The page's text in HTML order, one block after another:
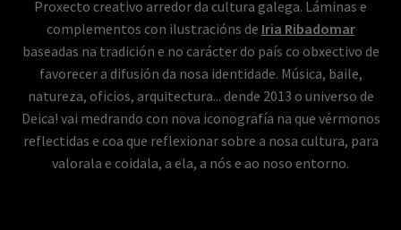
Proxecto creativo arredor da cultura galega. Láminas e
complementos con ilustracións de Iria Ribadomar
baseadas na tradición e no carácter do país co obxectivo de
favorecer a difusión da nosa identidade. Música, baile,
natureza, oficios, arquitectura... dende 2013 o universo de
Deica! vai medrando con nova iconografía na que vérmonos
reflectidas e coa que reflexionar sobre a nosa cultura, para
valorala e coidala, a ela, a nós e ao noso entorno.